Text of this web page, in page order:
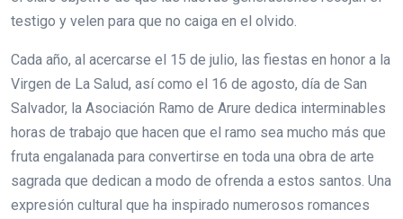
testigo y velen para que no caiga en el olvido.
Cada año, al acercarse el 15 de julio, las fiestas en honor a la
Virgen de La Salud, así como el 16 de agosto, día de San
Salvador, la Asociación Ramo de Arure dedica interminables
horas de trabajo que hacen que el ramo sea mucho más que
fruta engalanada para convertirse en toda una obra de arte
sagrada que dedican a modo de ofrenda a estos santos. Una
expresión cultural que ha inspirado numerosos romances